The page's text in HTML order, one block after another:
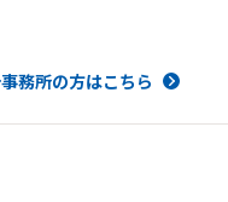
務所の方はこちら